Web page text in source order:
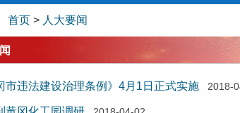
首页 > 人大要闻
市违法建设治理条例》4月1日正式实施 2018-